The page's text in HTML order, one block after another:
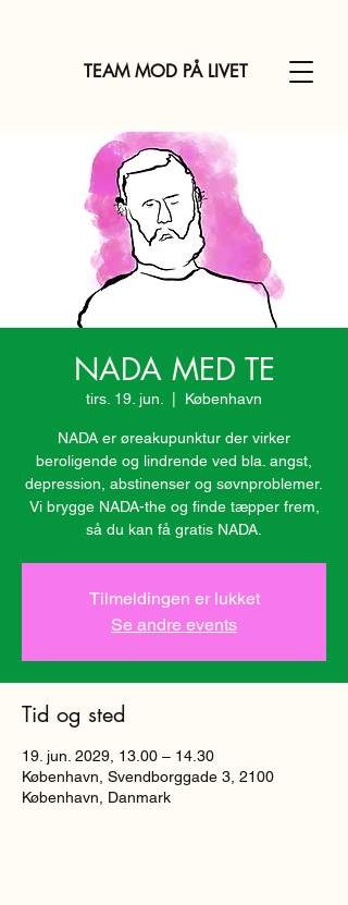
TEAM MOD PÅ LIVET
NADA MED TE
tirs. 19. jun. København
NADA er øreakupunktur der virker
beroligende og lindrende ved bla. angst,
depression, abstinenser og søvnproblemer.
Vi brygge NADA-the og finde tæpper frem,
så du kan få gratis NADA.
Tilmeldingen er lukket
Se andre events
Tid og sted
19. jun. 2029, 13.00 – 14.30
København, Svendborggade 3, 2100
København, Danmark